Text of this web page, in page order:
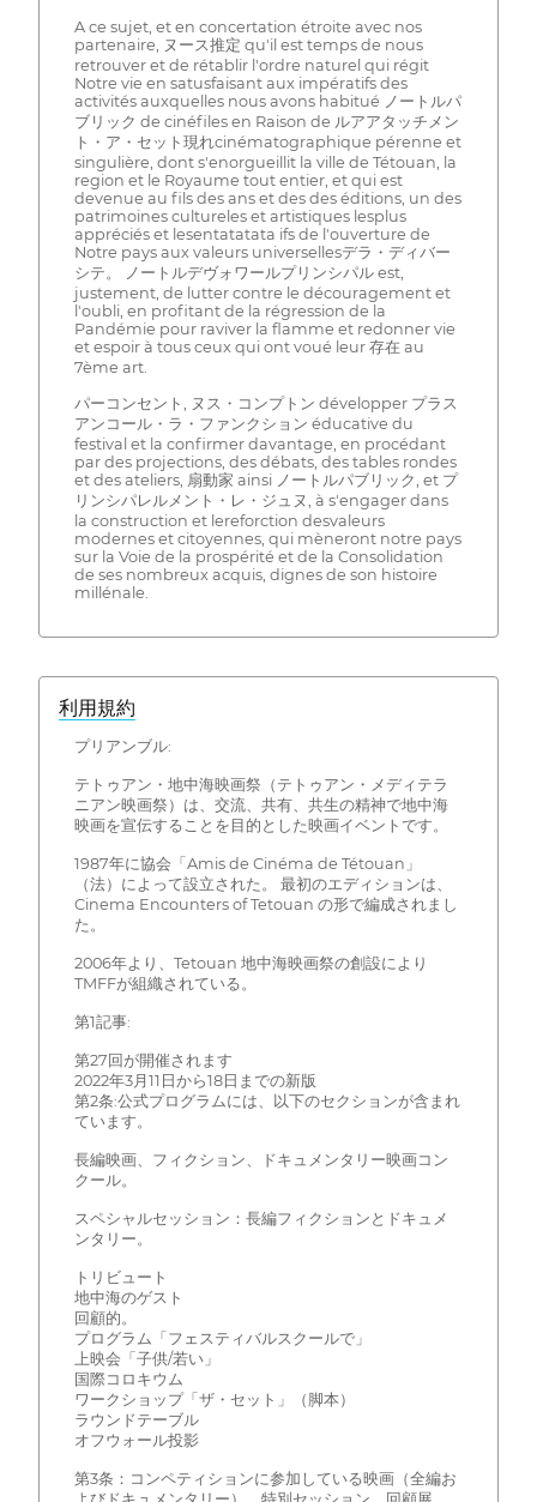
A ce sujet, et en concertation étroite avec nos
partenaire, ヌース推定 qu'il est temps de nous
retrouver et de rétablir l'ordre naturel qui régit
Notre vie en satusfaisant aux impératifs des
activités auxquelles nous avons habitué ノートルパ
ブリック de cinéfiles en Raison de ルアアタッチメン
ト・ア・セット現れcinématographique pérenne et
singulière, dont s'enorgueillit la ville de Tétouan, la
region et le Royaume tout entier, et qui est
devenue au fils des ans et des des éditions, un des
patrimoines cultureles et artistiques lesplus
appréciés et lesentatatata ifs de l'ouverture de
Notre pays aux valeurs universellesデラ・ディバー
シテ。 ノートルデヴォワールプリンシパル est,
justement, de lutter contre le découragement et
l'oubli, en profitant de la régression de la
Pandémie pour raviver la flamme et redonner vie
et espoir à tous ceux qui ont voué leur 存在 au
7ème art.
パーコンセント, ヌス・コンプトン développer プラス
アンコール・ラ・ファンクション éducative du
festival et la confirmer davantage, en procédant
par des projections, des débats, des tables rondes
et des ateliers, 扇動家 ainsi ノートルパブリック, et プ
リンシパレルメント・レ・ジュヌ, à s'engager dans
la construction et lereforction desvaleurs
modernes et citoyennes, qui mèneront notre pays
sur la Voie de la prospérité et de la Consolidation
de ses nombreux acquis, dignes de son histoire
millénale.
利用規約
プリアンブル:
テトゥアン・地中海映画祭（テトゥアン・メディテラ
ニアン映画祭）は、交流、共有、共生の精神で地中海
映画を宣伝することを目的とした映画イベントです。
1987年に協会「Amis de Cinéma de Tétouan」
（法）によって設立された。 最初のエディションは、
Cinema Encounters of Tetouan の形で編成されまし
た。
2006年より、Tetouan 地中海映画祭の創設により
TMFFが組織されている。
第1記事:
第27回が開催されます
2022年3月11日から18日までの新版
第2条:公式プログラムには、以下のセクションが含まれ
ています。
長編映画、フィクション、ドキュメンタリー映画コン
クール。
スペシャルセッション：長編フィクションとドキュメ
ンタリー。
トリビュート
地中海のゲスト
回顧的。
プログラム「フェスティバルスクールで」
上映会「子供/若い」
国際コロキウム
ワークショップ「ザ・セット」（脚本）
ラウンドテーブル
オフウォール投影
第3条：コンペティションに参加している映画（全編お